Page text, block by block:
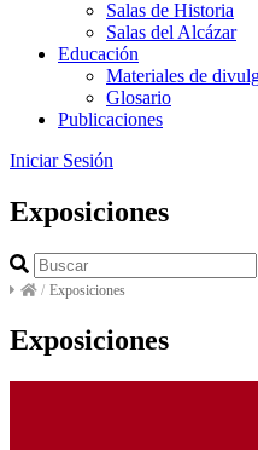
Salas de Historia
Salas del Alcázar
Educación
Materiales de
Glosario
Publicaciones
Iniciar Sesión
Exposiciones
/ Exposiciones
Exposiciones